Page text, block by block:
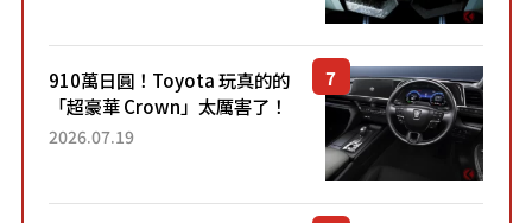
910萬日圓！Toyota 玩真的的
「超豪華 Crown」太厲害了！
採用由「匠人技藝」打造的
2026.07.19